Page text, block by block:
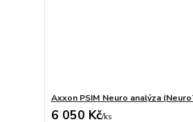
Axxon PSIM Neuro analýza
6 050 Kč/ks